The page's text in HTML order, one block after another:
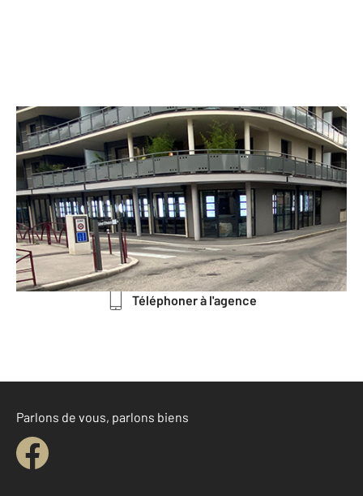
CENTURY 21 Immobilier Batigimm
19 avenue Maréchal Leclerc Angle 27
rue Victor Hugo
BOURGOIN JALLIEU - 38300
Envoyer un message
Téléphoner à l'agence
Parlons de vous, parlons biens